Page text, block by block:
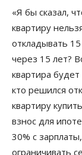
«Я бы сказал,
квартиру
откладывать
через 15 лет?
квартира
кто решился
квартиру
взнос для
30% с
ограничивать